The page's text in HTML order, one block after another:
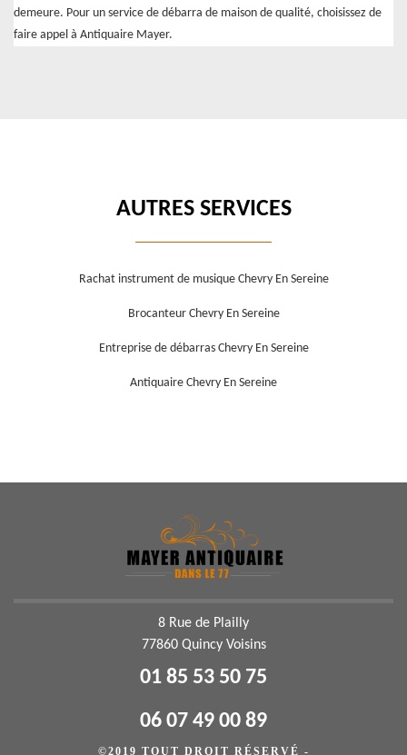
demeure. Pour un service de débarra de maison de qualité, choisissez de
faire appel à Antiquaire Mayer.
AUTRES SERVICES
Rachat instrument de musique Chevry En Sereine
Brocanteur Chevry En Sereine
Entreprise de débarras Chevry En Sereine
Antiquaire Chevry En Sereine
8 Rue de Plailly
77860 Quincy Voisins
01 85 53 50 75
06 07 49 00 89
©2019 TOUT DROIT RÉSERVÉ -